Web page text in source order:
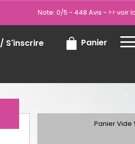
Note: 0/5 - 448 Avis - >> voir
S'inscrire Panier
Panier Vide !